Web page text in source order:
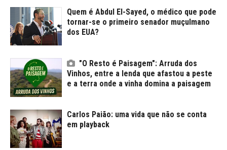
Quem é Abdul El-Sayed, o médico que pode
tornar-se o primeiro senador muçulmano
dos EUA?
"O Resto é Paisagem": Arruda dos
Vinhos, entre a lenda que afastou a peste
e a terra onde a vinha domina a paisagem
Carlos Paião: uma vida que não se conta
em playback